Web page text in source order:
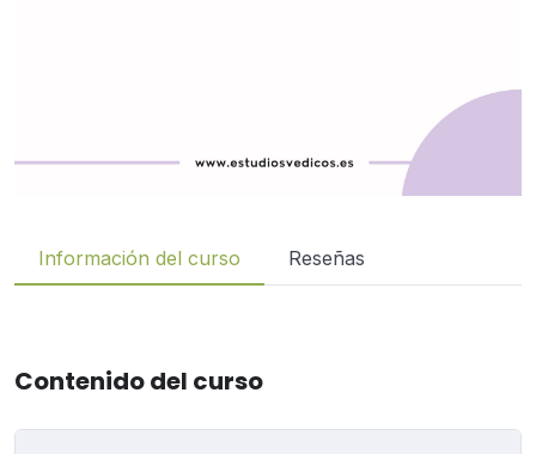
Información del curso Reseñas
Contenido del curso